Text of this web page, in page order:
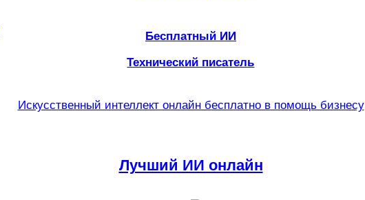
Бесплатный ИИ
Технический писатель
Искусственный интеллект онлайн бесплатно в помощь бизнесу
Лучший ИИ онлайн